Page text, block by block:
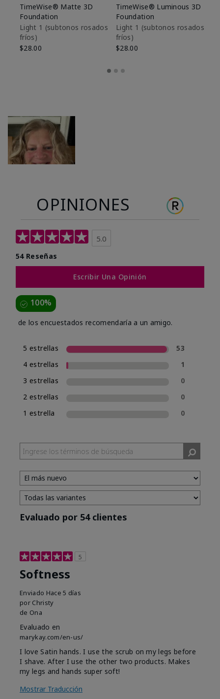
TimeWise® Matte 3D
Foundation
Light 1​ (subtonos rosados
fríos)
$28.00
TimeWise® Luminous 3D
Foundation
Light 1​ (subtonos rosados
fríos)
$28.00
OPINIONES
5.0
54 Reseñas
Escribir Una Opinión
100%
de los encuestados recomendaría a un amigo.
5 estrellas
53
4 estrellas
1
3 estrellas
0
2 estrellas
0
1 estrella
0
Evaluado por 54 clientes
5
Softness
Enviado Hace 5 días
por Christy
de Ona
Evaluado en
marykay.com/en-us/
I love Satin hands. I use the scrub on my legs before
I shave. After I use the other two products. Makes
my legs and hands super soft!
Mostrar Traducción